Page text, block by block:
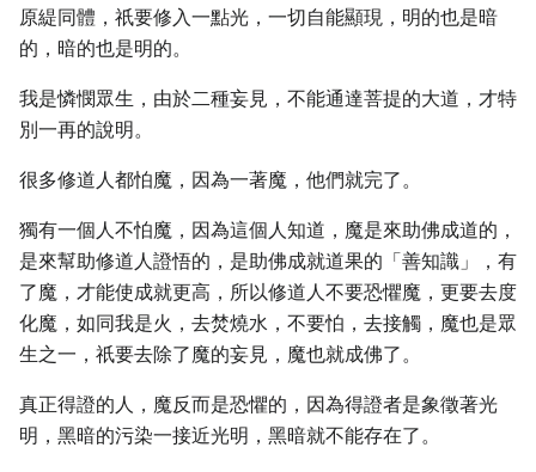
原緹同體，祇要修入一點光，一切自能顯現，明的也是暗
的，暗的也是明的。
我是憐憫眾生，由於二種妄見，不能通達菩提的大道，才特
別一再的說明。
很多修道人都怕魔，因為一著魔，他們就完了。
獨有一個人不怕魔，因為這個人知道，魔是來助佛成道的，
是來幫助修道人證悟的，是助佛成就道果的「善知識」，有
了魔，才能使成就更高，所以修道人不要恐懼魔，更要去度
化魔，如同我是火，去焚燒水，不要怕，去接觸，魔也是眾
生之一，祇要去除了魔的妄見，魔也就成佛了。
真正得證的人，魔反而是恐懼的，因為得證者是象徵著光
明，黑暗的污染一接近光明，黑暗就不能存在了。